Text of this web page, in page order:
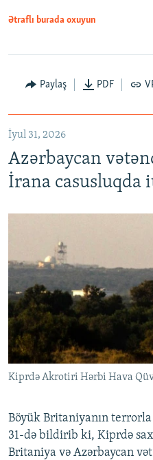
Ətraflı burada oxuyun
Paylaş PDF
İyul 31, 2026
Azərbaycan
İrana
Kiprdə Akrotiri Hərbi Hava
Böyük Britaniyanın
31-də bildirib ki, Kiprdə
Britaniya və Azərbaycan